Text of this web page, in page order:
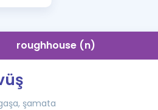
roughhouse (n)
şamata